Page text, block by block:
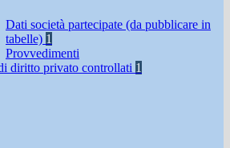
Dati società partecipate (da pubblicare in
tabelle) 1
Provvedimenti
diritto privato controllati 1